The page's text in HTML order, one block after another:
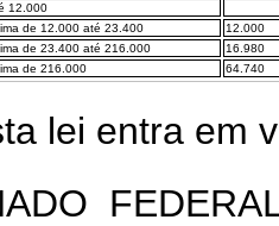
12.000
de 12.000 até 23.400
12.000
de 23.400 até 216.000
16.980
de 216.000
64.740
lei entra em